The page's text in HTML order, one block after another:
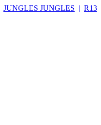
JUNGLES JUNGLES | R13